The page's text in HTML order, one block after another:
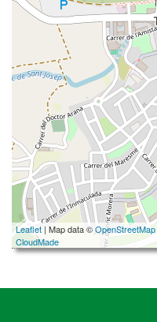
Leaflet | Map data ©OpenStreetMap
CloudMade